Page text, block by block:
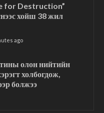
for Destruction”
хойш 38 жил
ago
олон нийтийн
холбогдож,
болжээ